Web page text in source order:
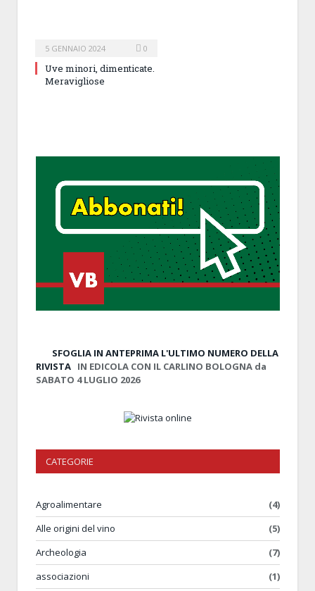
5 GENNAIO 2024 0
Uve minori, dimenticate.
Meravigliose
SFOGLIA IN ANTEPRIMA L'ULTIMO NUMERO DELLA
RIVISTA IN EDICOLA CON IL CARLINO BOLOGNA da
SABATO 4 LUGLIO 2026
CATEGORIE
Agroalimentare
(4)
Alle origini del vino
(5)
Archeologia
(7)
associazioni
(1)